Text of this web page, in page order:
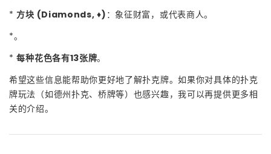
*方块 (Diamonds, ♦) ：象征财富，或代表商人。
*。
*每种花色各有13张牌。
希望这些信息能帮助你更好地了解扑克牌。如果你对具体的扑克
牌玩法（如德州扑克、桥牌等）也感兴趣，我可以再提供更多相
关的介绍。